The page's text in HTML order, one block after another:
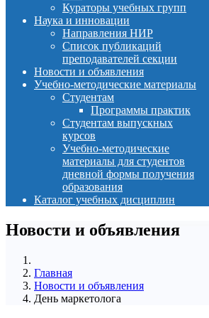
Кураторы учебных групп
Наука и инновации
Направления НИР
Список публикаций
преподавателей секции
Новости и объявления
Учебно-методические материалы
Студентам
Программы практик
Студентам выпускных
курсов
Учебно-методические
материалы для студентов
дневной формы получения
образования
Каталог учебных дисциплин
Новости и объявления
Главная
Новости и объявления
День маркетолога